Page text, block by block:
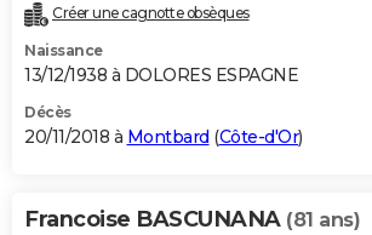
Créer une cagnotte obsèques
Naissance
13/12/1938 à DOLORES ESPAGNE
Décès
20/11/2018 à Montbard (Côte-d'Or)
Francoise BASCUNANA (81 ans)